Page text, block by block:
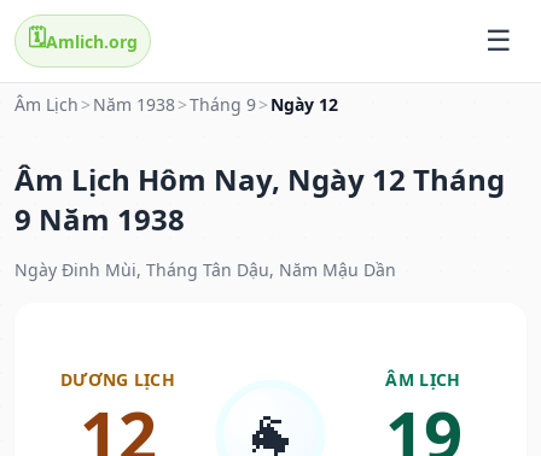
🗓️Amlich.org
Âm Lịch > Năm 1938>Tháng 9> Ngày 12
Âm Lịch Hôm Nay, Ngày 12 Tháng
9 Năm 1938
Ngày Đinh Mùi, Tháng Tân Dậu, Năm Mậu Dần
DƯƠNG LỊCH
12 🐐
ÂM LỊCH
19